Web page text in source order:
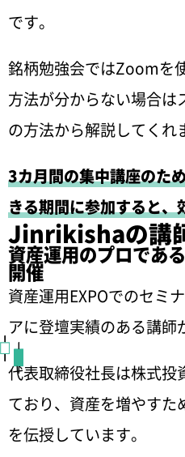
です。
銘柄勉強会ではZoomを
方法が分からない場合は
の方法から解説してくれ
3カ月間の集中講座のた
きる期間に参加すると、
Jinrikishaの講
資産運用のプロであ
開催
資産運用EXPOでのセミ
アに登壇実績のある講師
代表取締役社長は株式投
ており、資産を増やすた
を伝授しています。